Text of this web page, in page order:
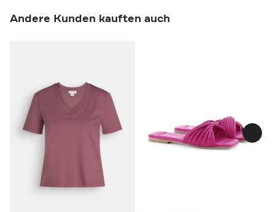
Andere Kunden kauften auch